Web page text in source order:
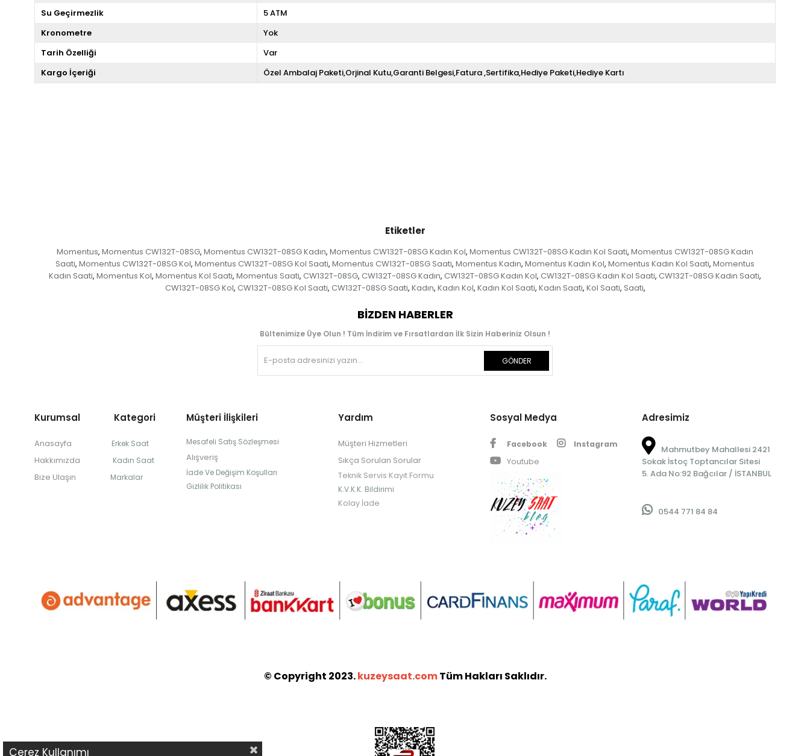
Su Geçirmezlik
5 ATM
Kronometre
Yok
Tarih Özelliği
Var
Kargo İçeriği
Özel Ambalaj Paketi,Orjinal Kutu,Garanti Belgesi,Fatura ,Sertifika,Hediye Paketi,Hediye Kartı
Etiketler
Momentus, Momentus CW132T-08SG, Momentus CW132T-08SG Kadın, Momentus CW132T-08SG Kadın Kol, Momentus CW132T-08SG Kadın Kol Saati, Momentus CW132T-08SG Kadın
Saati, Momentus CW132T-08SG Kol, Momentus CW132T-08SG Kol Saati, Momentus CW132T-08SG Saati, Momentus Kadın, Momentus Kadın Kol, Momentus Kadın Kol Saati, Momentus
Kadın Saati, Momentus Kol, Momentus Kol Saati, Momentus Saati, CW132T-08SG, CW132T-08SG Kadın, CW132T-08SG Kadın Kol, CW132T-08SG Kadın Kol Saati, CW132T-08SG Kadın Saati,
CW132T-08SG Kol, CW132T-08SG Kol Saati, CW132T-08SG Saati, Kadın, Kadın Kol, Kadın Kol Saati, Kadın Saati, Kol Saati, Saati,
BIZDEN HABERLER
Bültenimize Üye Olun ! Tüm İndirim ve Fırsatlardan İlk Sizin Haberiniz Olsun !
GÖNDER
Kurumsal Kategori
Anasayfa Erkek Saat
Hakkımızda Kadın Saat
Bize Ulaşın Markalar
Müşteri İlişkileri
Mesafeli Satış Sözleşmesi
Alışveriş
İade Ve Değişim Koşulları
Gizlilik Politikası
Yardım
Müşteri Hizmetleri
Sıkça Sorulan Sorular
Teknik Servis Kayıt Formu
K.V.K.K. Bildirimi
Kolay İade
Sosyal Medya
Facebook Instagram
Youtube
Adresimiz
Mahmutbey Mahallesi 2421
Sokak İstoç Toptancılar Sitesi
5. Ada No:92 Bağcılar / İSTANBUL
0544 771 84 84
© Copyright 2023.kuzeysaat.comTüm Hakları Saklıdır.
Çerez Kullanımı